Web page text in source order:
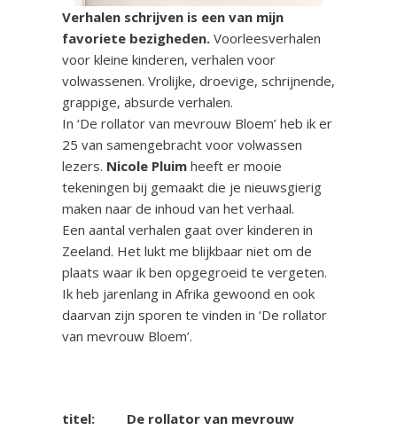
Verhalen schrijven is een van mijn
favoriete bezigheden. Voorleesverhalen
voor kleine kinderen, verhalen voor
volwassenen. Vrolijke, droevige, schrijnende,
grappige, absurde verhalen.
In ‘De rollator van mevrouw Bloem’ heb ik er
25 van samengebracht voor volwassen
lezers. Nicole Pluim heeft er mooie
tekeningen bij gemaakt die je nieuwsgierig
maken naar de inhoud van het verhaal.
Een aantal verhalen gaat over kinderen in
Zeeland. Het lukt me blijkbaar niet om de
plaats waar ik ben opgegroeid te vergeten.
Ik heb jarenlang in Afrika gewoond en ook
daarvan zijn sporen te vinden in ‘De rollator
van mevrouw Bloem’.
titel: De rollator van mevrouw